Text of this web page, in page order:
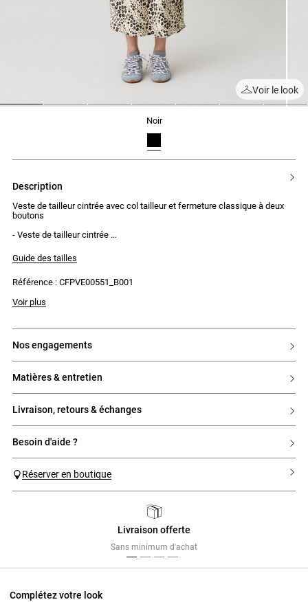
Voir le look
noir
description
Veste de tailleur cintrée avec col tailleur et fermeture classique à deux
boutons
- Veste de tailleur cintrée
- Fermeture classique à deux boutons ton sur ton
- Quatre boutons sur chaque bas de manches
- Pinces sur les côtés
- Modèle doublé
Guide des tailles
Référence : CFPVE00551_B001
Voir plus
nos engagements
matières & entretien
livraison, retours & échanges
besoin d'aide ?
Réserver en boutique
Livraison offerte
Sans minimum d'achat
Complétez votre look